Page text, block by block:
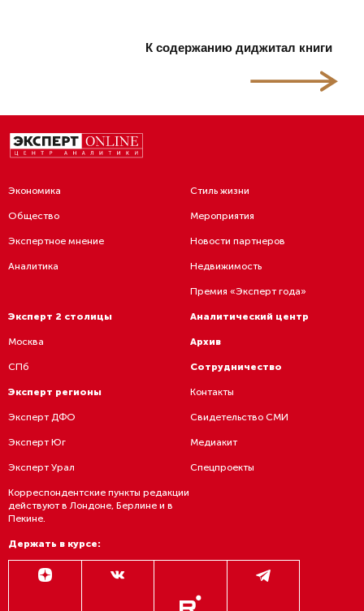
К содержанию диджитал книги
Экономика
Общество
Экспертное мнение
Аналитика
Стиль жизни
Мероприятия
Новости партнеров
Недвижимость
Премия «Эксперт года»
Эксперт 2 столицы
Москва
СПб
Эксперт регионы
Эксперт ДФО
Эксперт Юг
Эксперт Урал
Корреспондентские пункты редакции
действуют в Лондоне, Берлине и в
Пекине.
Аналитический центр
Архив
Сотрудничество
Контакты
Свидетельство СМИ
Медиакит
Спецпроекты
Держать в курсе: